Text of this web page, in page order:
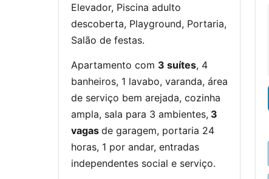
Elevador, Piscina adulto
descoberta, Playground, Portaria,
Salão de festas.
Apartamento com 3 suítes, 4
banheiros, 1 lavabo, varanda, área
de serviço bem arejada, cozinha
ampla, sala para 3 ambientes, 3
vagas de garagem, portaria 24
horas, 1 por andar, entradas
independentes social e serviço.